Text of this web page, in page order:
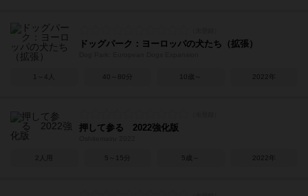
ドッグパーク：ヨーロッパの犬たち（拡張）
1～4人 40～80分 10歳～ 2022年
押して参る 2022強化版
2人用 5～15分 5歳～ 2022年